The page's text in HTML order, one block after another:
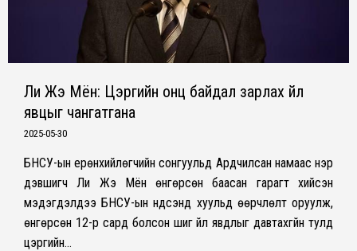
Ли Жэ Мён: Цэргийн онц байдал зарлах үйл
явцыг чангатгана
2025-05-30
БНСУ-ын ерөнхийлөгчийн сонгуульд Ардчилсан намаас нэр
дэвшигч Ли Жэ Мён өнгөрсөн баасан гарагт хийсэн
мэдэгдэлдээ БНСУ-ын үндсэнд хуульд өөрчлөлт оруулж,
өнгөрсөн 12-р сард болсон шиг үйл явдлыг давтахгүйн тулд
цэргийн…